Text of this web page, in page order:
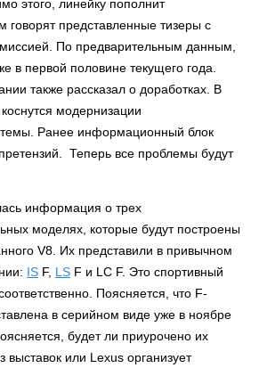
этого, линейку пополнит
говорят представленные тизеры с
По предварительным данным,
в первой половине текущего года.
также рассказал о доработках. В
модернизации
Ранее информационный блок
Теперь все проблемы будут
информация о трех
моделях, которые будут построены
V8. Их представили в привычном
IS F, LS F и LC F. Это спортивный
Поясняется, что F-
в серийном виде уже в ноябре
будет ли приурочено их
выставок или Lexus организует